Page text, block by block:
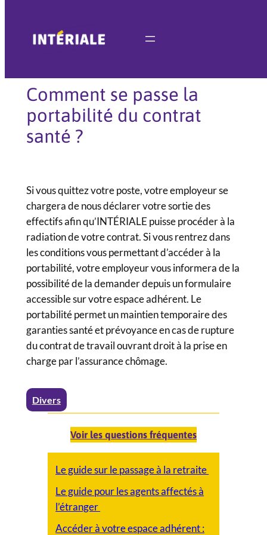
contenuComment se passe la
portabilité du contrat
santé ?
Si vous quittez votre poste, votre employeur se
chargera de nous déclarer votre sortie des
effectifs afin qu’INTÉRIALE puisse procéder à la
radiation de votre contrat. Si vous rentrez dans
les conditions vous permettant d’accéder à la
portabilité, votre employeur vous informera de la
possibilité de la demander depuis un formulaire
accessible sur votre espace adhérent. Le
portabilité permet un maintien temporaire des
garanties santé et prévoyance en cas de rupture
du contrat de travail ouvrant droit à la prise en
charge par l’assurance chômage.
Divers
Voir les questions fréquentes
Le guide sur le passage à la retraite
Le guide pour les agents affectés à
l’étranger
Accéder à votre espace adhérent :